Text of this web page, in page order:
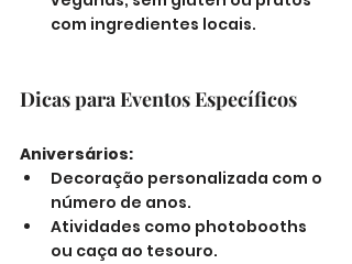
com ingredientes locais.
Dicas para Eventos Específicos
Aniversários:
Decoração personalizada com o
número de anos.
Atividades como photobooths
ou caça ao tesouro.